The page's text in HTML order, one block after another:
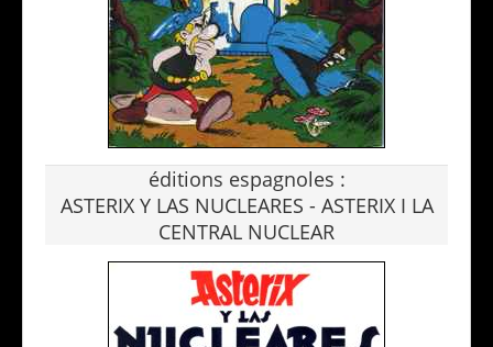
éditions espagnoles :
ASTERIX Y LAS NUCLEARES - ASTERIX I LA
CENTRAL NUCLEAR